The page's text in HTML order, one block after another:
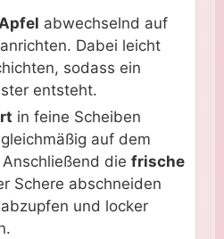
abwechselnd auf
Dabei leicht
sodass ein
entsteht.
in feine Scheiben
auf dem
die frische
Schere abschneiden
und locker